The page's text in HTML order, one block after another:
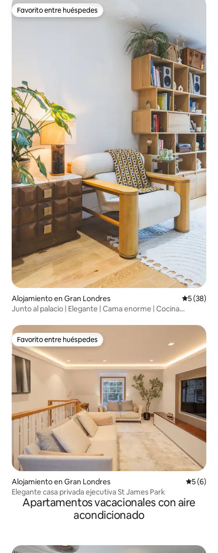
Favorito entre huéspedes
Favorito entre huéspedes
Alojamiento en Gran Londres
5 (38)
Junto al palacio | Elegante | Cama enorme | Cocina
Favorito entre huéspedes
Favorito entre huéspedes
Alojamiento en Gran Londres
5 (6)
Elegante casa privada ejecutiva St James Park
Apartamentos vacacionales con aire
acondicionado